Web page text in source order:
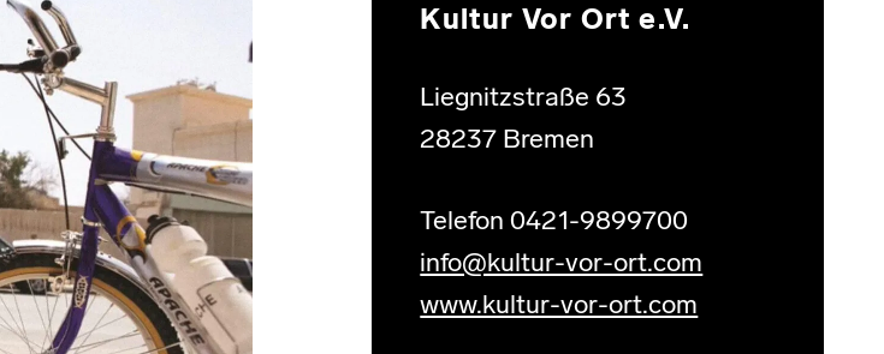
Kultur Vor Ort e.V.
Liegnitzstraße 63
28237 Bremen
Telefon 0421-9899700
info@kultur-vor-ort.com
www.kultur-vor-ort.com